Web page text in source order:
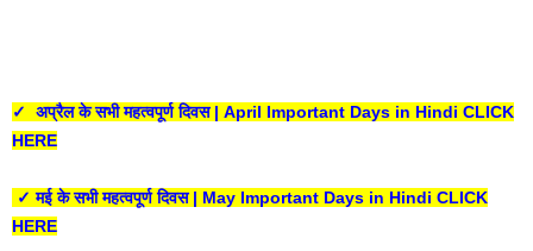
✓ अप्रैल के सभी महत्वपूर्ण दिवस | April Important Days in Hindi CLICK
HERE
✓ मई के सभी महत्वपूर्ण दिवस | May Important Days in Hindi CLICK
HERE